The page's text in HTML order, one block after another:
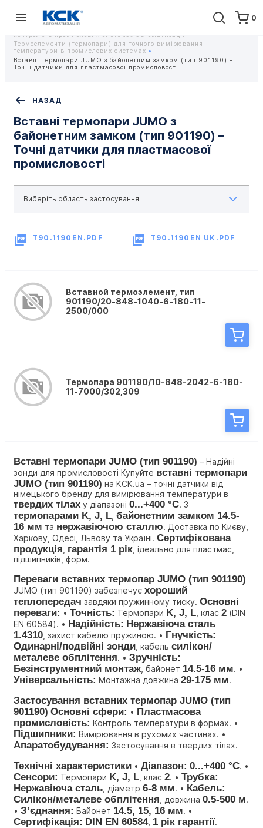
0
Головна Обладнання
Контрольно-вимірювальні прилади
Датчики температури та термостати для точного вимірювання і
Термоелементи (термопари) для точного вимірювання
температури в промислових системах
Вставні термопари JUMO з байонетним замком (тип 901190) –
Точні датчики для пластмасової промисловості
НАЗАД
Вставні термопари JUMO з
байонетним замком (тип 901190) –
Точні датчики для пластмасової
промисловості
T90.1190EN.PDF T90.1190EN UK.PDF
Вставной термоэлемент, тип
901190/20-848-1040-6-180-11-
2500/000
Термопара 901190/10-848-2042-6-180-
11-7000/302,309
Вставні термопари JUMO (тип 901190) – Надійні
зонди для промисловості Купуйте вставні термопари
JUMO (тип 901190) на KCK.ua – точні датчики від
твердих тілах у діапазоні 0...+400 °C
термопарами K, J, L байонетним замком 14.5-
16 мм та нержавіючою сталлю. Доставка по Києву,
Харкову, Одесі, Львову та Україні. Сертифікована
продукція гарантія 1 рік , ідеально для пластмас,
підшипників, форм.
Переваги вставних термопар JUMO (тип 901190)
JUMO (тип 901190) забезпечує хороший
теплопередач завдяки пружинному тиску. Основні
переваги: • Точність: Термопари K, J, L , клас 2 (DIN
EN 60584). • Надійність: Нержавіюча сталь
1.4310 , захист кабелю пружиною. • Гнучкість:
Одинарні/подвійні зонди , кабель силікон/
металеве обплітення. • Зручність:
Безінструментний монтаж , байонет 14.5-16 мм
Універсальність: Монтажна довжина 29-175 мм.
Застосування вставних термопар JUMO (тип
901190) Основні сфери: • Пластмасова
промисловість:
Підшипники:
Апаратобудування: Застосування в твердих тілах.
Технічні характеристики • Діапазон: 0...+400 °C
Сенсори: Термопари K, J, L , клас 2. • Трубка:
Нержавіюча сталь , діаметр 6-8 мм. • Кабель:
Силікон/металеве обплітення , довжина 0.5-500 м.
• З’єднання: Байонет 14.5, 15, 16 мм
Сертифікація: DIN EN 60584, 1 рік гарантії.